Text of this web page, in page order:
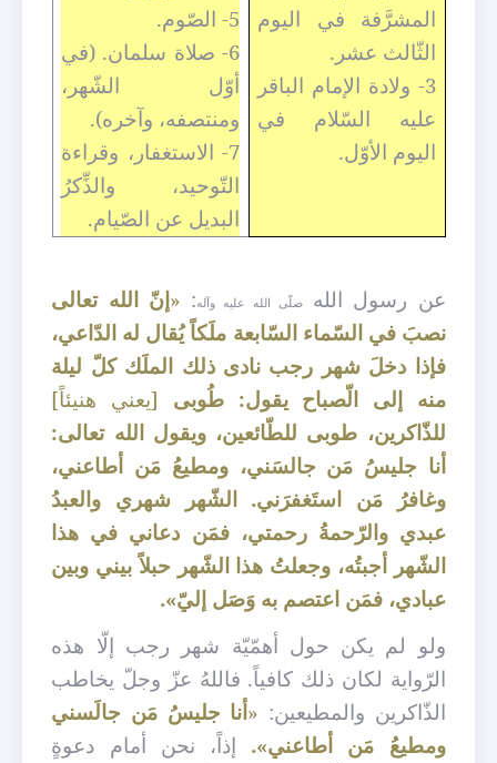
المشرَّفة في اليوم
الثّالث عشر.
3- ولادة الإمام الباقر
عليه السّلام في
اليوم الأوّل.
5- الصّوم.
6- صلاة سلمان. (في
أوّل الشّهر،
ومنتصفه، وآخره).
7- الاستغفار، وقراءة
التّوحيد، والذِّكرُ
البديل عن الصّيام.
عن رسول الله صلّى الله عليه وآله:
«إنّ الله تعالى
نصبَ في السّماء السّابعة ملَكاً يُقال له الدّاعي،
فإذا دخلَ شهر رجب نادى ذلك الملَك كلّ ليلة
منه إلى الّصباح يقول: طُوبى [يعني هنيئاً]
للذّاكرين، طوبى للطّائعين، ويقول الله تعالى:
أنا جليسُ مَن جالسَني، ومطيعُ مَن أطاعني،
وغافرُ مَن استَغفرَني. الشّهر شهري والعبدُ
عبدي والرّحمةُ رحمتي، فمَن دعاني في هذا
الشّهر أجبتُه، وجعلتُ هذا الشّهر حبلاً بيني وبين
عبادي، فمَن اعتصم به وَصَل إليّ».
ولو لم يكن حول أهمّيّة شهر رجب إلّا هذه
الرّواية لكان ذلك كافياً. فاللهُ عزّ وجلّ يخاطب
الذّاكرين والمطيعين: «أنا جليسُ مَن جالَسني
ومطيعُ مَن أطاعني». إذاً، نحن أمام دعوةٍ